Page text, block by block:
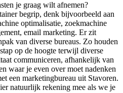
je graag wilt afnemen?
begrip, denk bijvoorbeeld aan
optimalisatie, zoekmachine
email marketing. Er zit
van diverse bureaus. Zo houden
op de hoogte terwijl diverse
communiceren, afhankelijk van
waar je even over moet nadenken
een marketingbureau uit Stavoren.
natuurlijk rekening mee als we je